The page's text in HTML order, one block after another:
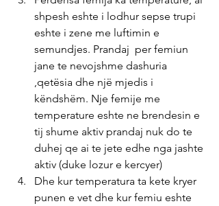
shpesh eshte i lodhur sepse trupi
eshte i zene me luftimin e
semundjes. Prandaj  per femiun
jane te nevojshme dashuria
,qetësia dhe një mjedis i
këndshëm. Nje femije me
temperature eshte ne brendesin e
tij shume aktiv prandaj nuk do te
duhej qe ai te jete edhe nga jashte
aktiv (duke lozur e kercyer)
Dhe kur temperatura ta kete kryer
punen e vet dhe kur femiu eshte